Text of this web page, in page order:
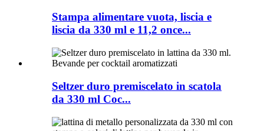
Stampa alimentare vuota, liscia e
liscia da 330 ml e 11,2 once...
Seltzer duro premiscelato in scatola
da 330 ml Coc...